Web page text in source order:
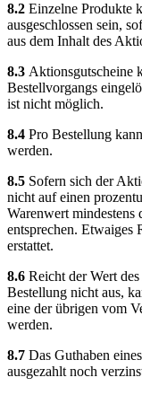
8.2 Einzelne Produkte
ausgeschlossen sein,
aus dem Inhalt des
8.3 Aktionsgutscheine
Bestellvorgangs
ist nicht möglich.
8.4 Pro Bestellung
werden.
8.5 Sofern sich der
nicht auf einen
Warenwert mindestens
entsprechen. Etwaiges
erstattet.
8.6 Reicht der Wert
Bestellung nicht aus,
eine der übrigen vom
werden.
8.7 Das Guthaben
ausgezahlt noch